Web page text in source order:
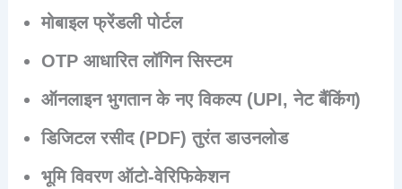
मोबाइल फ्रेंडली पोर्टल
OTP आधारित लॉगिन सिस्टम
ऑनलाइन भुगतान के नए विकल्प (UPI, नेट बैंकिंग)
डिजिटल रसीद (PDF) तुरंत डाउनलोड
भूमि विवरण ऑटो-वेरिफिकेशन